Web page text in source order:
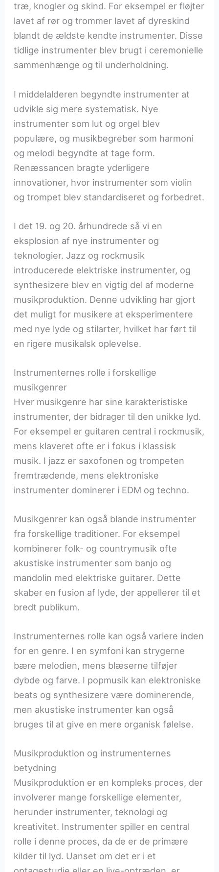
træ, knogler og skind. For eksempel er fløjter
lavet af rør og trommer lavet af dyreskind
blandt de ældste kendte instrumenter. Disse
tidlige instrumenter blev brugt i ceremonielle
sammenhænge og til underholdning.
I middelalderen begyndte instrumenter at
udvikle sig mere systematisk. Nye
instrumenter som lut og orgel blev
populære, og musikbegreber som harmoni
og melodi begyndte at tage form.
Renæssancen bragte yderligere
innovationer, hvor instrumenter som violin
og trompet blev standardiseret og forbedret.
I det 19. og 20. århundrede så vi en
eksplosion af nye instrumenter og
teknologier. Jazz og rockmusik
introducerede elektriske instrumenter, og
synthesizere blev en vigtig del af moderne
musikproduktion. Denne udvikling har gjort
det muligt for musikere at eksperimentere
med nye lyde og stilarter, hvilket har ført til
en rigere musikalsk oplevelse.
Instrumenternes rolle i forskellige
musikgenrer
Hver musikgenre har sine karakteristiske
instrumenter, der bidrager til den unikke lyd.
For eksempel er guitaren central i rockmusik,
mens klaveret ofte er i fokus i klassisk
musik. I jazz er saxofonen og trompeten
fremtrædende, mens elektroniske
instrumenter dominerer i EDM og techno.
Musikgenrer kan også blande instrumenter
fra forskellige traditioner. For eksempel
kombinerer folk- og countrymusik ofte
akustiske instrumenter som banjo og
mandolin med elektriske guitarer. Dette
skaber en fusion af lyde, der appellerer til et
bredt publikum.
Instrumenternes rolle kan også variere inden
for en genre. I en symfoni kan strygerne
bære melodien, mens blæserne tilføjer
dybde og farve. I popmusik kan elektroniske
beats og synthesizere være dominerende,
men akustiske instrumenter kan også
bruges til at give en mere organisk følelse.
Musikproduktion og instrumenternes
betydning
Musikproduktion er en kompleks proces, der
involverer mange forskellige elementer,
herunder instrumenter, teknologi og
kreativitet. Instrumenter spiller en central
rolle i denne proces, da de er de primære
kilder til lyd. Uanset om det er i et